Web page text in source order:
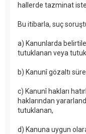
hallerde tazminat
Bu itibarla, suç
a) Kanunlarda
tutuklanan veya
b) Kanunî gözaltı
c) Kanunî hakları
haklarından
tutuklanan,
d) Kanuna uygun